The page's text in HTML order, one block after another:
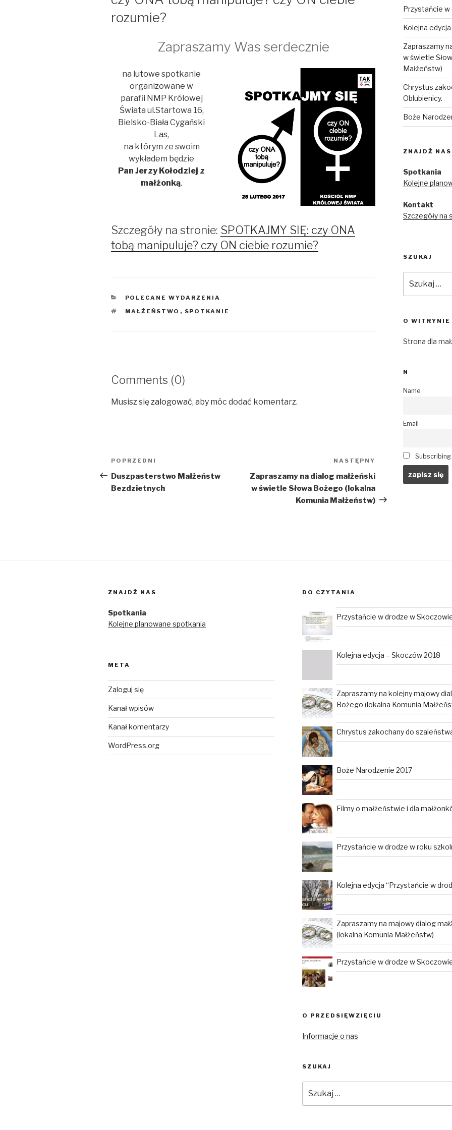
rozumie?
Zapraszamy Was serdecznie
na lutowe spotkanie
organizowane w
parafii NMP Królowej
Świata ul.Startowa 16,
Bielsko-Biała Cygański
Las,
na którym ze swoim
wykładem będzie
Pan Jerzy Kołodziej z
małżonką.
Szczegóły na stronie: SPOTKAJMY SIĘ: czy ONA
tobą manipuluje? czy ON ciebie rozumie?
KATEGORIE
POLECANE WYDARZENIA
TAGI
MAŁŻEŃSTWO , SPOTKANIE
Comments (0)
Musisz sięzalogować, aby móc dodać komentarz.
Nawigacja
wpisu
Poprzedni
wpis
POPRZEDNI
Duszpasterstwo Małżeństw
Bezdzietnych
Następny
wpis
NASTĘPNY
Zapraszamy na dialog małżeński
w świetle Słowa Bożego (lokalna
Komunia Małżeństw)
Przystańcie w
Kolejna
Zapraszamy
w świetle
Małżeństw)
Chrystus
Oblubienicy.
Boże
ZNAJDŹ NAS
Spotkania
Kolejne
Kontakt
Szczegóły
SZUKAJ
O WITRYNIE
Strona dla
N
Name
Email
ZNAJDŹ NAS
Spotkania
Kolejne planowane spotkania
META
Zaloguj się
Kanał wpisów
Kanał komentarzy
WordPress.org
DO CZYTANIA
Przystańcie w drodze w
Kolejna edycja – Skoczów 2018
Zapraszamy na kolejny majowy
Bożego (lokalna Komunia
Chrystus zakochany do
Boże Narodzenie 2017
Filmy o małżeństwie i dla
Przystańcie w drodze w roku
Kolejna edycja “Przystańcie w
Zapraszamy na majowy dialog
(lokalna Komunia Małżeństw)
Przystańcie w drodze w
O PRZEDSIĘWZIĘCIU
Informacje o nas
SZUKAJ